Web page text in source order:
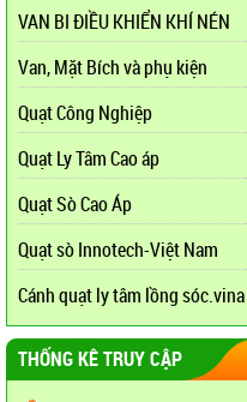
VAN BI ĐIỀU KHIỂN KHÍ NÉN
Van, Mặt Bích và phụ kiện
Quạt Công Nghiệp
Quạt Ly Tâm Cao áp
Quạt Sò Cao Áp
Quạt sò Innotech-Việt Nam
Cánh quạt ly tâm lồng sóc.vina
THỐNG KÊ TRUY CẬP